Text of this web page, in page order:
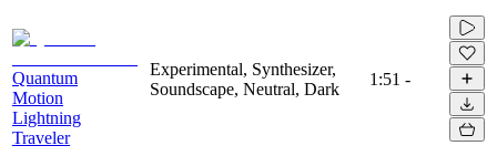
Quantum
Motion
Lightning
Traveler
Experimental, Synthesizer,
Soundscape, Neutral, Dark
1:51 -